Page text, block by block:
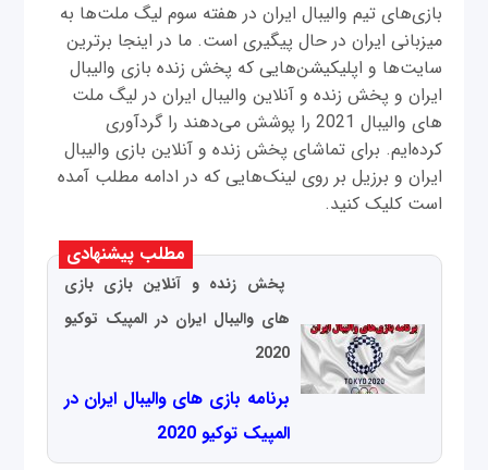
بازی‌های تیم والیبال ایران در هفته سوم لیگ ملت‌ها به
میزبانی ایران در حال پیگیری است. ما در اینجا برترین
سایت‌ها و اپلیکیشن‌هایی که پخش زنده بازی‌ والیبال
ایران و پخش زنده و آنلاین والیبال ایران در لیگ ملت‌
های والیبال 2021 را پوشش می‌دهند را گردآوری
کرده‌ایم. برای تماشای پخش زنده و آنلاین بازی والیبال
ایران و برزیل بر روی لینک‌هایی که در ادامه مطلب آمده
است کلیک کنید.
مطلب پیشنهادی
پخش زنده و آنلاین بازی بازی
های والیبال ایران در المپیک توکیو
2020
برنامه بازی های والیبال ایران در
المپیک توکیو 2020